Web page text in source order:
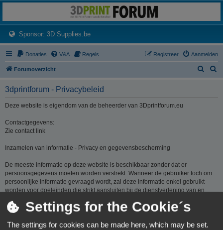
Het 3D print forum van de Benelux na de sluiting van 3dprintforum.nl
Sponsor: 3D Supplies.be(Opens a new tab)
Donaties V&A Regels Aanmelden
Registreer
Forumoverzicht
3dprintforum - Privacybeleid
Deze website is eigendom van de beheerder van 3Dprintforum.eu
Contactgegevens:
Zie contact link
Inzamelen van informatie - Privacy en gegevensbescherming
De meeste informatie op deze website is beschikbaar zonder dat er
persoonsgegevens moeten worden verstrekt. Wanneer de gebruiker toch om
persoonlijke informatie gevraagd wordt, zal deze informatie enkel gebruikt
worden voor doeleinden die strikt aansluiten bij de dienstverlening van en
registreren van een account dan wel op basis van haar gerechtvaardigd
belang om diensten te verlenen en u hiervoor te contacteren. De informatie
over u wordt u op verzoek meegedeeld. U kan deze, indien nodig, laten
Settings for the Cookie´s
The settings for cookies can be made here, which may be set.